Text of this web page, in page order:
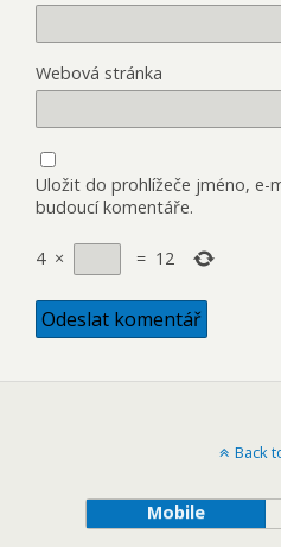
Webová stránka
Uložit do prohlížeče jméno, e-
budoucí komentáře.
4 × = 12
Back
Mobile